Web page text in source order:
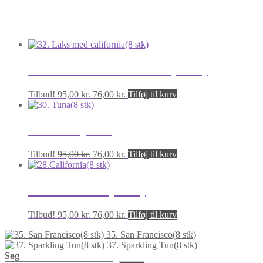
Tilbud! 95,00kr. Den
oprindelige
95,00 kr..
76,00 kr. Den
Tilføj til kurv
Tilbud! 95,00kr. Den
oprindelige
95,00 kr..
76,00 kr. Den
76,00 kr..
Tilføj til kurv
Tilbud! 95,00kr. Den
pris
var:
76,00 kr. Den
pris
er:
Tilføj til kurv
35. San Francisco(8 stk)
37. Sparkling Tun(8 stk)
Søg